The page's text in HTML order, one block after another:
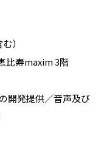
）
比寿maxim 3階
開発提供／音声及び